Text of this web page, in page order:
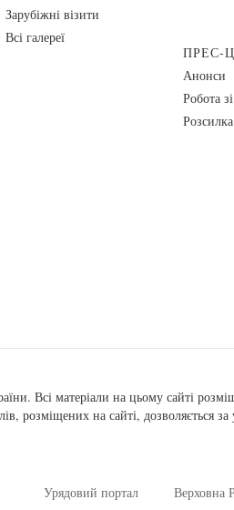
Зарубіжні візити
Всі галереї
ПРЕС-
Анонси
Робота
Розсилка
Всі матеріали на цьому сайті
розміщених на сайті, дозволяється
Урядовий портал Верховна